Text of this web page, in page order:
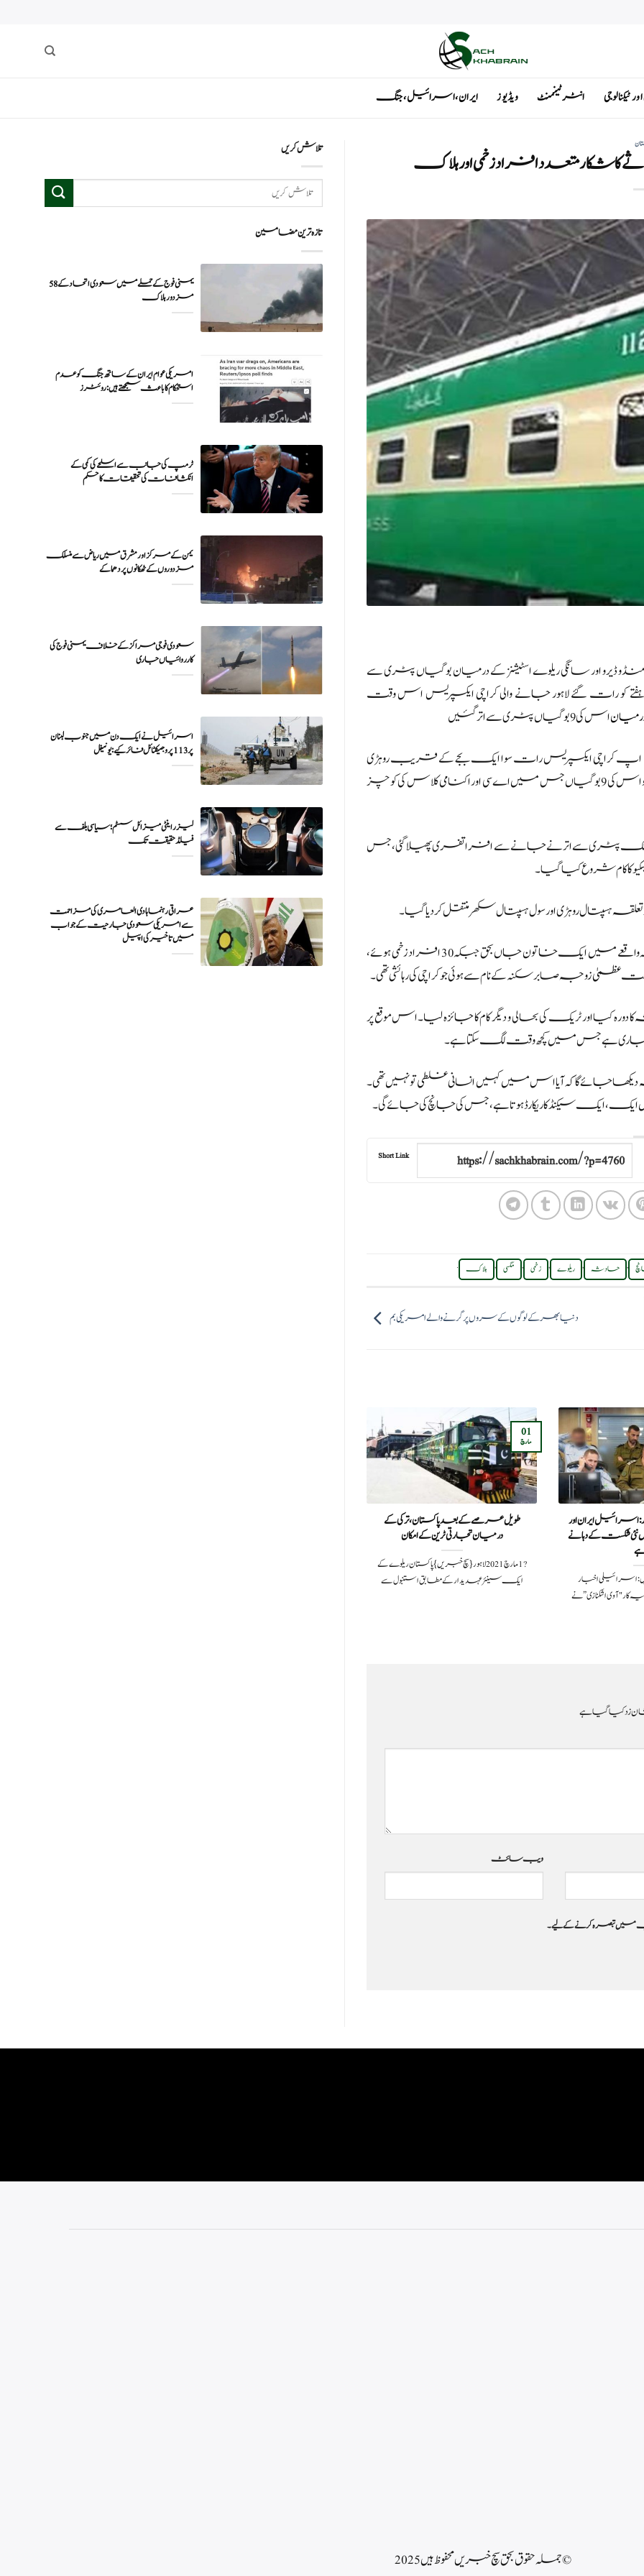
انٹرٹینمنٹ ویڈیوز ایران ، اسرائیل ، جنگ
کا شکار متعدد افراد زخمی اور ہلاک
منڈو ڈیرو اور سانگی ریلوے اسٹیشنز کے درمیان بوگیاں پٹری سے
جبکہ 30 افراد زخمی ہوگئےہفتے کو رات گئے لاہور جانے والی کراچی ایکسپریس اس وقت
اس کی 9 بوگیاں پٹری سے اترگئیں
سامنے آنے والی ابتدائی معلومات میں بتایا گیا تھا کہ 15 اپ کراچی ایکسپریس رات سوا ایک بجے کے قریب روہڑی
جنکشن سے روانہ ہوئی تھی کہ جب ٹرین سانگی کے قریب پہنچی تو اس کی 9 بوگیاں جس میں اے سی اور اکنامی کلاس کی کوچز
پٹری سے اترنے جانے سے افراتفری پھیلا گئی، جس
کام شروع کیا گیا۔
ہسپتال روہڑی اور سول ہسپتال سکھر منتقل کردیا گیا۔
دوسری جانب ایدھی انچارج محمد عرس مگسی نے بتایا کہ واقعے میں ایک خاتون جاں بحق جبکہ 30 افراد زخمی ہوئے،
کیا اور ٹریک کی بحالی و دیگر کام کا جائزہ لیا۔اس موقع پر
کام جاری ہے جس میں کچھ وقت لگ سکتا ہے۔
جائے گا کہ آیا اس میں کہیں انسانی غلطی تو نہیں تھی۔
ایک، ایک سیکنڈ کا ریکارڈ ہوتا ہے، جس کی جانچ کی جائے گی۔
Short Link
, حادثہ , ریلوے , زخمی , مگسی , ہلاک .
دنیا بھر کے لوگوں کے سروں پر گرنے والے امریکی بم
اسرائیل ایران اور
نئی شکست کے دہانے
خبریں: اسرائیلی اخبار
کار "آوی اشکنازی” نے
طویل عرصے کے بعد پاکستان، ترکی کے
درمیان تجارتی ٹرین کے امکان
?️ 1 مارچ 2021لاہور{سچ خبریں} پاکستان ریلوے کے
ایک سینئر عہدیدار کے مطابق استنبول سے
01
مارچ
زد کیا گیا ہے
ویب‌ سائٹ
جب میں تبصرہ کرنے کےلیے۔
تلاش کریں
تازہ ترین مضامین
یمنی فوج کے حملے میں سعودی اتحاد کے 58
مزدور ہلاک
امریکی عوام ایران کے ساتھ جنگ کو عدم
ٹرمپ کی جانب سے اسلحے کی کمی کے
انکشافات کی تحقیقات کا حکم
یمن کے مرکز اور مشرق میں ریاض سے منسلک
مزدوروں کے ٹھکانوں پر دھماکے
سعودی فوجی مراکز کے خلاف یمنی فوج کی
اسرائیل نے ایک دن میں جنوب لبنان
پر 113 پروجیکٹائل فائر کیے: یونیفل
لیزر اینٹی میزائل سسٹم؛ سیاسی بلف سے
فیلڈ حقیقت تک
عراقی رہنما ہادی العامری کی مزاحمت
سے امریکی سعودی جارحیت کے جواب
میں تاخیر کی اپیل
© جملہ حقوق بحق سچ خبریں محفوظ ہیں 2025